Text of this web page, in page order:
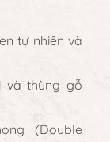
tự nhiên và
và thùng gỗ
(Double